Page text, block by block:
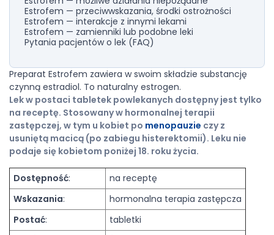
Preparat Estrofem zawiera w swoim składzie substancję
czynną estradiol. To naturalny estrogen.
Lek w postaci tabletek powlekanych dostępny jest tylko
na receptę. Stosowany w hormonalnej terapii
zastępczej, w tym u kobiet po menopauzie czy z
usuniętą macicą (po zabiegu histerektomii). Leku nie
podaje się kobietom poniżej 18. roku życia.
Dostępność:
na receptę
Wskazania:
hormonalna terapia zastępcza
Postać:
tabletki
Estrofem — przeciwwskazania, środki ostrożności
Estrofem — interakcje z innymi lekami
Estrofem — zamienniki lub podobne leki
Pytania pacjentów o lek (FAQ)